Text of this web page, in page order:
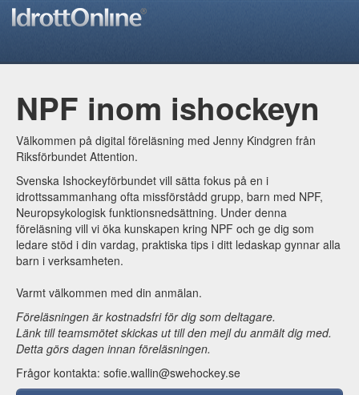
NPF inom ishockeyn
Välkommen på digital föreläsning med Jenny Kindgren från
Riksförbundet Attention.
Svenska Ishockeyförbundet vill sätta fokus på en i
idrottssammanhang ofta missförstådd grupp, barn med NPF,
Neuropsykologisk funktionsnedsättning. Under denna
föreläsning vill vi öka kunskapen kring NPF och ge dig som
ledare stöd i din vardag, praktiska tips i ditt ledaskap gynnar alla
barn i verksamheten.
Varmt välkommen med din anmälan.
Föreläsningen är kostnadsfri för dig som deltagare.
Länk till teamsmötet skickas ut till den mejl du anmält dig med.
Detta görs dagen innan föreläsningen.
Frågor kontakta: sofie.wallin@swehockey.se